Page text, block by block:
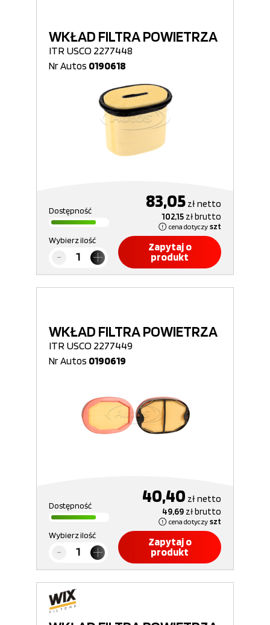
WKŁAD FILTRA POWIETRZA
ITR USCO 2277448
Nr Autos 0190618
Dostępność 83,05 złnetto
102,15 złbrutto
cena dotyczy szt
Wybierz ilość
Zapytaj o
produkt
WKŁAD FILTRA POWIETRZA
ITR USCO 2277449
Nr Autos 0190619
Dostępność 40,40 złnetto
49,69 złbrutto
cena dotyczy szt
Wybierz ilość
Zapytaj o
produkt